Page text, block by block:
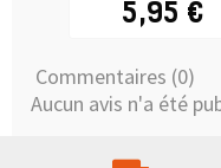
5,95 €
Commentaires (0)
Aucun avis n'a été